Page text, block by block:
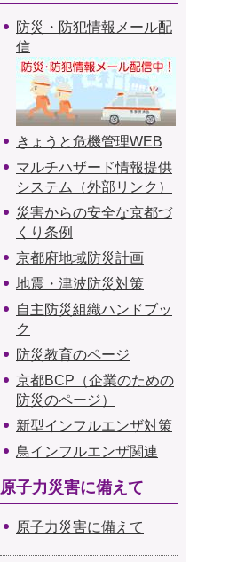
防災・防犯情報メール配
信
きょうと危機管理WEB
マルチハザード情報提供
システム（外部リンク）
災害からの安全な京都づ
くり条例
京都府地域防災計画
地震・津波防災対策
自主防災組織ハンドブッ
ク
防災教育のページ
京都BCP（企業のための
防災のページ）
新型インフルエンザ対策
鳥インフルエンザ関連
原子力災害に備えて
原子力災害に備えて